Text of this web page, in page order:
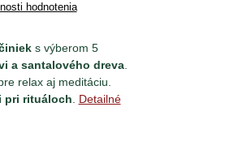
hodnotenia
s výberom 5
a santalového dreva.
relax aj meditáciu.
pri rituáloch
Detailné